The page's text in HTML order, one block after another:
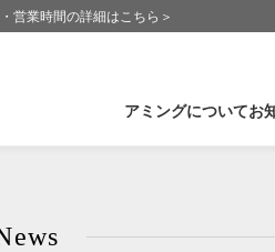
営業時間の詳細はこちら＞
アミングについて
Amingの歩み
お
福